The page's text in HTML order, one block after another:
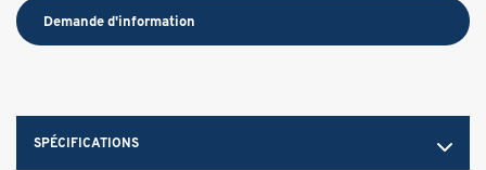
SPÉCIFICATIONS
Demande d'information